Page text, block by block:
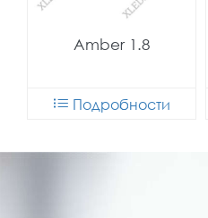
Amber 1.8
Подробности